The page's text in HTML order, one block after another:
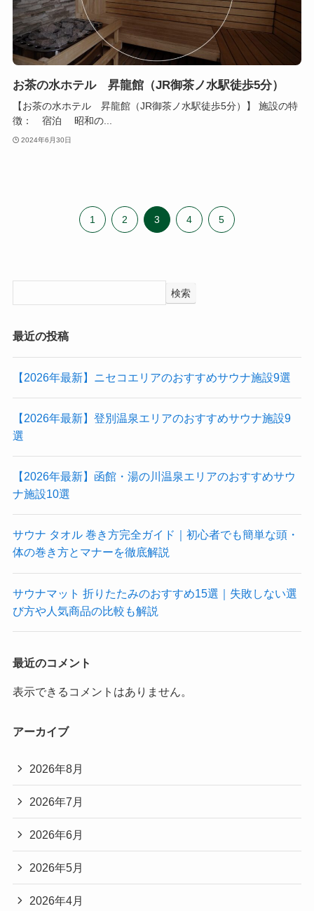
お茶の水ホテル 昇龍館（JR御茶ノ水駅徒歩5分）
【お茶の水ホテル 昇龍館（JR御茶ノ水駅徒歩5分）】 施設の特
徴： 宿泊 昭和の...
2024年6月30日
1 2 3 4 5
検索
最近の投稿
【2026年最新】ニセコエリアのおすすめサウナ施設9選
【2026年最新】登別温泉エリアのおすすめサウナ施設9
選
【2026年最新】函館・湯の川温泉エリアのおすすめサウ
ナ施設10選
サウナ タオル 巻き方完全ガイド｜初心者でも簡単な頭・
体の巻き方とマナーを徹底解説
サウナマット 折りたたみのおすすめ15選｜失敗しない選
び方や人気商品の比較も解説
最近のコメント
表示できるコメントはありません。
アーカイブ
2026年8月
2026年7月
2026年6月
2026年5月
2026年4月